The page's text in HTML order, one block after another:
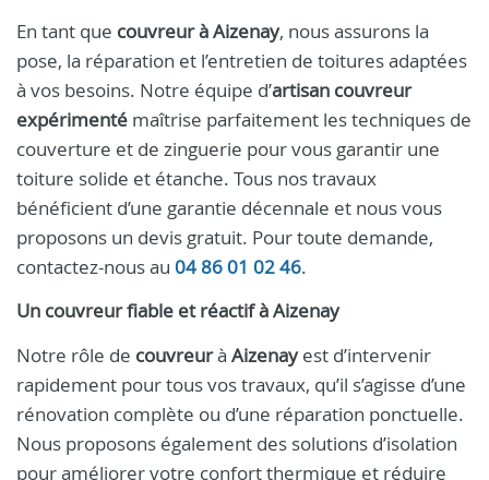
En tant que couvreur à Aizenay, nous assurons la
pose, la réparation et l’entretien de toitures adaptées
à vos besoins. Notre équipe d’artisan couvreur
expérimenté maîtrise parfaitement les techniques de
couverture et de zinguerie pour vous garantir une
toiture solide et étanche. Tous nos travaux
bénéficient d’une garantie décennale et nous vous
proposons un devis gratuit. Pour toute demande,
contactez-nous au 04 86 01 02 46.
Un couvreur fiable et réactif à Aizenay
Notre rôle de couvreurà Aizenayest d’intervenir
rapidement pour tous vos travaux, qu’il s’agisse d’une
rénovation complète ou d’une réparation ponctuelle.
Nous proposons également des solutions d’isolation
pour améliorer votre confort thermique et réduire